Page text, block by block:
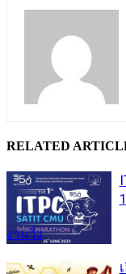
RELATED
งานวิ่ง
1